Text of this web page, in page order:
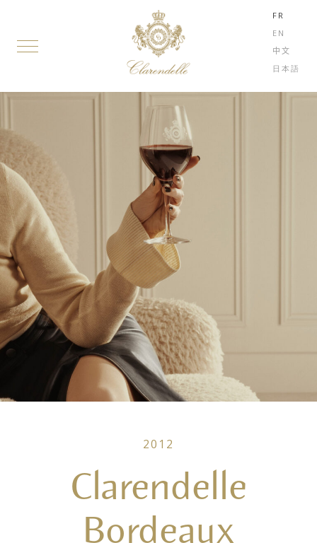
FR
EN
中文
日本語
2012
Clarendelle
Bordeaux